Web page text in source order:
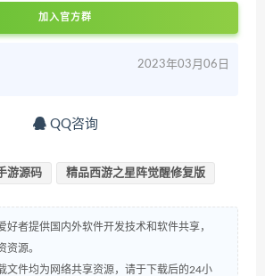
加入官方群
2023年03月06日
QQ咨询
游源码 精品西游之星阵觉醒修复版
好者提供国内外软件开发技术和软件共享，
资源。
文件均为网络共享资源，请于下载后的24小